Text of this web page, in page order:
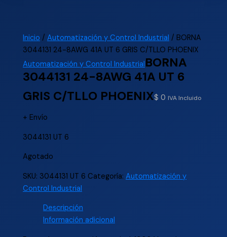
Inicio /Automatización y Control Industrial / BORNA
3044131 24-8AWG 41A UT 6 GRIS C/TLLO PHOENIX
Automatización y Control IndustrialBORNA
3044131 24-8AWG 41A UT 6
GRIS C/TLLO PHOENIX$ 0 IVA Incluido
+ Envío
3044131 UT 6
Agotado
SKU: 3044131 UT 6 Categoría:Automatización y
Control Industrial
Descripción
Información adicional